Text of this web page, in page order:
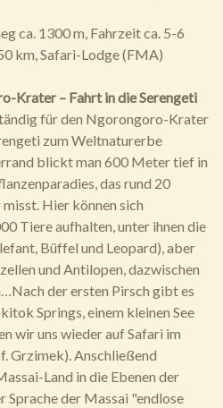
ca. 1300 m, Fahrzeit ca. 5-6
km, Safari-Lodge (FMA)
Krater – Fahrt in die Serengeti
für den Ngorongoro-Krater
zum Weltnaturerbe
blickt man 600 Meter tief in
das rund 20
Hier können sich
Tiere aufhalten, unter ihnen die
Büffel und Leopard), aber
und Antilopen, dazwischen
der ersten Pirsch gibt es
Springs, einem kleinen See
wir uns wieder auf Safari im
Grzimek). Anschließend
Land in die Ebenen der
Sprache der Massai "endlose